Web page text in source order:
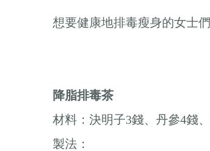
想要健康地排毒瘦身的女士
降脂排毒茶
材料：決明子3錢、丹參4錢
製法：